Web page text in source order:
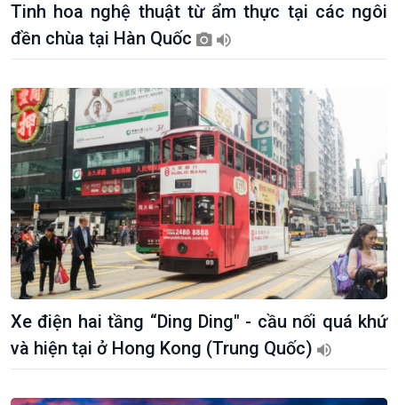
Giới thiệu
Thời sự
Thời sự 6h
Thời sự 12h
Thời sự 18h
Thời sự 21h30
Bản tin
Chuyên mục
Theo dòng Thời sự
Tinh hoa nghệ thuật từ ẩm thực tại các ngôi
đền chùa tại Hàn Quốc
Xe điện hai tầng “Ding Ding" - cầu nối quá khứ
và hiện tại ở Hong Kong (Trung Quốc)